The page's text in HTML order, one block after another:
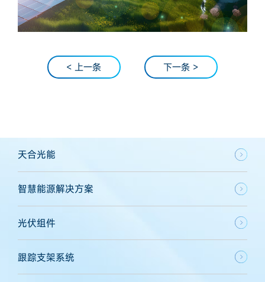
< 上一条 下一条 >
天合光能
智慧能源解决方案
光伏组件
跟踪支架系统